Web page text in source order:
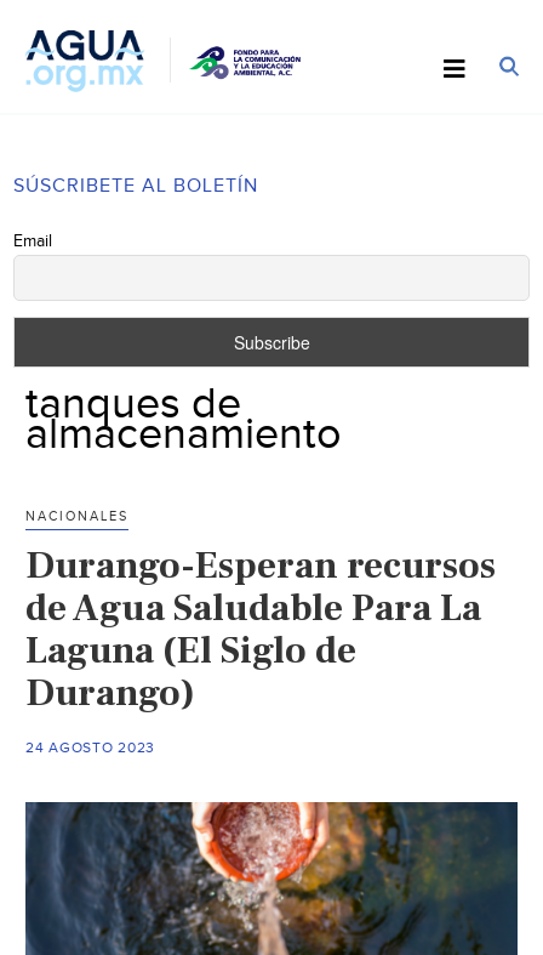
SÚSCRIBETE AL BOLETÍN
Email
tanques de
almacenamiento
NACIONALES
Durango-Esperan recursos
de Agua Saludable Para La
Laguna (El Siglo de
Durango)
24 AGOSTO 2023